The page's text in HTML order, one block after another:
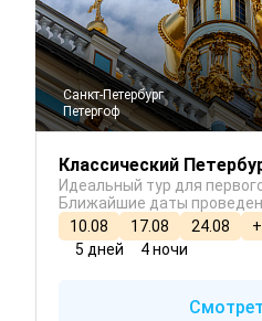
Санкт-Петербург
Петергоф
Классический
Идеальный тур для
Ближайшие даты
10.08
17.08 24.08
5 дней
4 ночи